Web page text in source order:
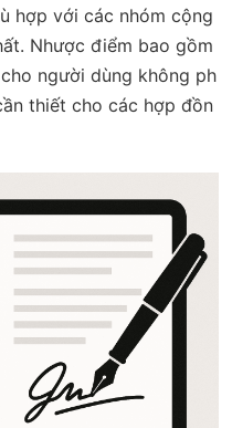
hợp với các nhóm cộng
Nhược điểm bao gồm
người dùng không ph
thiết cho các hợp đồn